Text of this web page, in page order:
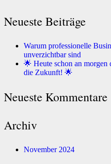
Neueste Beiträge
Warum professionelle
unverzichtbar sind
🌟 Heute schon an
die Zukunft! 🌟
Neueste Kommentare
Archiv
November 2024